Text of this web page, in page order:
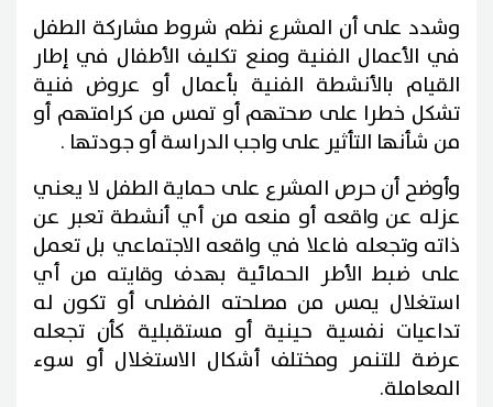
وشدد على أن المشرع نظم شروط مشاركة الطفل
في الأعمال الفنية ومنع تكليف الأطفال في إطار
القيام بالأنشطة الفنية بأعمال أو عروض فنية
تشكل خطرا على صحتهم أو تمس من كرامتهم أو
من شأنها التأثير على واجب الدراسة أو جودتها .
وأوضح أن حرص المشرع على حماية الطفل لا يعني
عزله عن واقعه أو منعه من أي أنشطة تعبر عن
ذاته وتجعله فاعلا في واقعه الاجتماعي بل تعمل
على ضبط الأطر الحمائية بهدف وقايته من أي
استغلال يمس من مصلحته الفضلى أو تكون له
تداعيات نفسية حينية أو مستقبلية كأن تجعله
عرضة للتنمر ومختلف أشكال الاستغلال أو سوء
المعاملة.